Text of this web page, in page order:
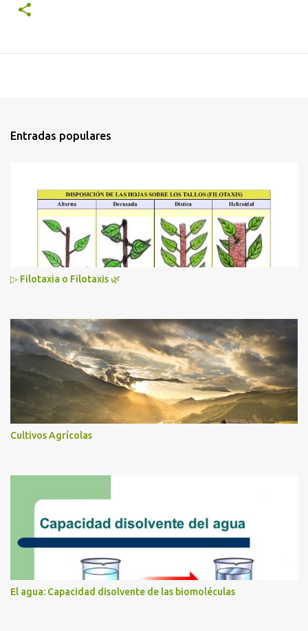
Entradas populares
▷ Filotaxia o Filotaxis 🌿
Cultivos Agrícolas
El agua: Capacidad disolvente de las biomoléculas